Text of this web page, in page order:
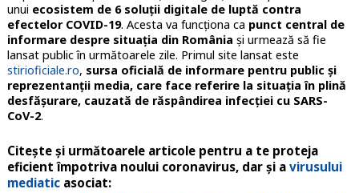
unui ecosistem de 6 soluții digitale de luptă contra
efectelor COVID-19. Acesta va funcționa ca punct central de
informare despre situația din România și urmează să fie
lansat public în următoarele zile. Primul site lansat este
stirioficiale.ro, sursa oficială de informare pentru public și
reprezentanții media, care face referire la situația în plină
desfășurare, cauzată de răspândirea infecției cu SARS-
CoV-2.
Citește și următoarele articole pentru a te proteja
eficient împotriva noului coronavirus, dar și a virusului
mediaticasociat: